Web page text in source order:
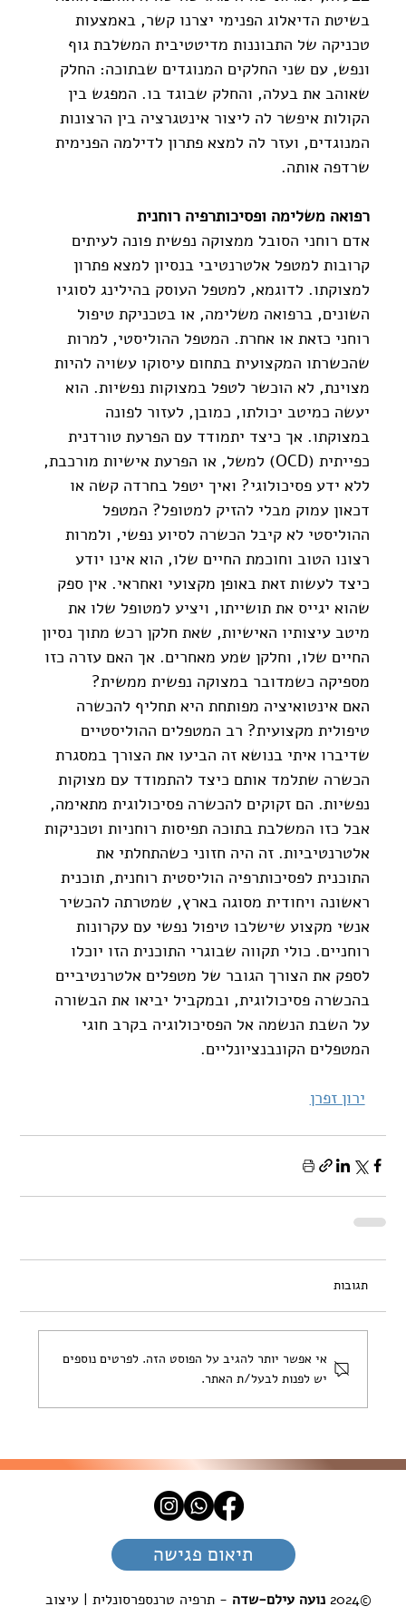
בשיטת הדיאלוג הפנימי יצרנו קשר, באמצעות
טכניקה של התבוננות מדיטטיבית המשלבת גוף
ונפש, עם שני החלקים המנוגדים שבתוכה: החלק
שאוהב את בעלה, והחלק שבוגד בו. המפגש בין
הקולות איפשר לה ליצור אינטגרציה בין הרצונות
המנוגדים, ועזר לה למצא פתרון לדילמה הפנימית
שרדפה אותה.
רפואה משלימה ופסיכותרפיה רוחנית
אדם רוחני הסובל ממצוקה נפשית פונה לעיתים
קרובות למטפל אלטרנטיבי בנסיון למצא פתרון
למצוקתו. לדוגמא, למטפל העוסק בהילינג לסוגיו
השונים, ברפואה משלימה, או בטכניקת טיפול
רוחני כזאת או אחרת. המטפל ההוליסטי, למרות
שהכשרתו המקצועית בתחום עיסוקו עשויה להיות
מצוינת, לא הוכשר לטפל במצוקות נפשיות. הוא
יעשה כמיטב יכולתו, כמובן, לעזור לפונה
במצוקתו. אך כיצד יתמודד עם הפרעת טורדנית
כפייתית (OCD) למשל, או הפרעת אישיות מורכבת,
ללא ידע פסיכולוגי? ואיך יטפל בחרדה קשה או
דכאון עמוק מבלי להזיק למטופל? המטפל
ההוליסטי לא קיבל הכשרה לסיוע נפשי, ולמרות
רצונו הטוב וחוכמת החיים שלו, הוא אינו יודע
כיצד לעשות זאת באופן מקצועי ואחראי. אין ספק
שהוא יגייס את תושייתו, ויציע למטופל שלו את
מיטב עיצותיו האישיות, שאת חלקן רכש מתוך נסיון
החיים שלו, וחלקן שמע מאחרים. אך האם עזרה כזו
מספיקה כשמדובר במצוקה נפשית ממשית?
האם אינטואיציה מפותחת היא תחליף להכשרה
טיפולית מקצועית? רב המטפלים ההוליסטיים
שדיברו איתי בנושא זה הביעו את הצורך במסגרת
הכשרה שתלמד אותם כיצד להתמודד עם מצוקות
נפשיות. הם זקוקים להכשרה פסיכולוגית מתאימה,
אבל כזו המשלבת בתוכה תפיסות רוחניות וטכניקות
אלטרנטיביות. זה היה חזוני כשהתחלתי את
התוכנית לפסיכותרפיה הוליסטית רוחנית, תוכנית
ראשונה ויחודית מסוגה בארץ, שמטרתה להכשיר
אנשי מקצוע שישלבו טיפול נפשי עם עקרונות
רוחניים. כולי תקווה שבוגרי התוכנית הזו יוכלו
לספק את הצורך הגובר של מטפלים אלטרנטיביים
בהכשרה פסיכולוגית, ובמקביל יביאו את הבשורה
על השבת הנשמה אל הפסיכולוגיה בקרב חוגי
המטפלים הקונבנציונליים.
ירון זפרן
תגובות
אי אפשר יותר להגיב על הפוסט הזה. לפרטים נוספים
יש לפנות לבעל/ת האתר.
תיאום פגישה
©2024 נועה עילם-שדה - תרפיה טרנספרסונלית | עיצוב